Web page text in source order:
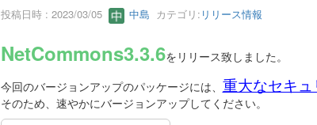
投稿日時 : 2023/03/05 中島 カテゴリ: リリース情報
NetCommons3.3.6をリリース致しました。
今回のバージョンアップのパッケージには、 重大なセキ
そのため、速やかにバージョンアップしてください。